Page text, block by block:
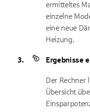
ermitteltes
einzelne
eine neue
Heizung.
Ergebnisse
Der Rechner
Übersicht